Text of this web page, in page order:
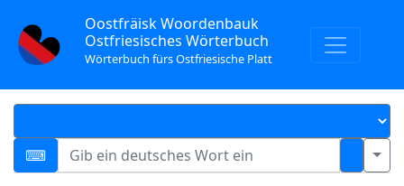
Oostfräisk Woordenbauk
Ostfriesisches Wörterbuch
Wörterbuch fürs Ostfriesische Platt